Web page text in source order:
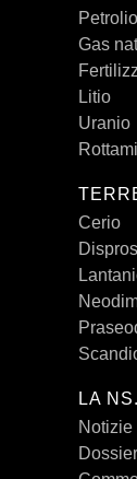
Petrolio
Gas
Litio
Uranio
Rottami
Cerio
LA
Notizie